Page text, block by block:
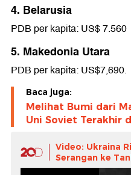
4. Belarusia
PDB per kapita: US$ 7.560
5. Makedonia Utara
PDB per kapita: US$7,690.
Baca juga:
Melihat Bumi dari
Uni Soviet Terakhir
Video: Ukraina
Serangan ke